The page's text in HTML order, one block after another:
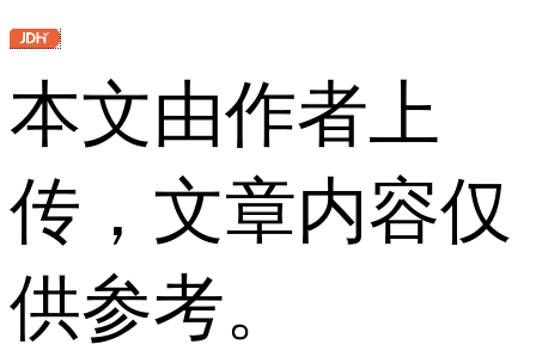
本文由作者上
传，文章内容仅
供参考。